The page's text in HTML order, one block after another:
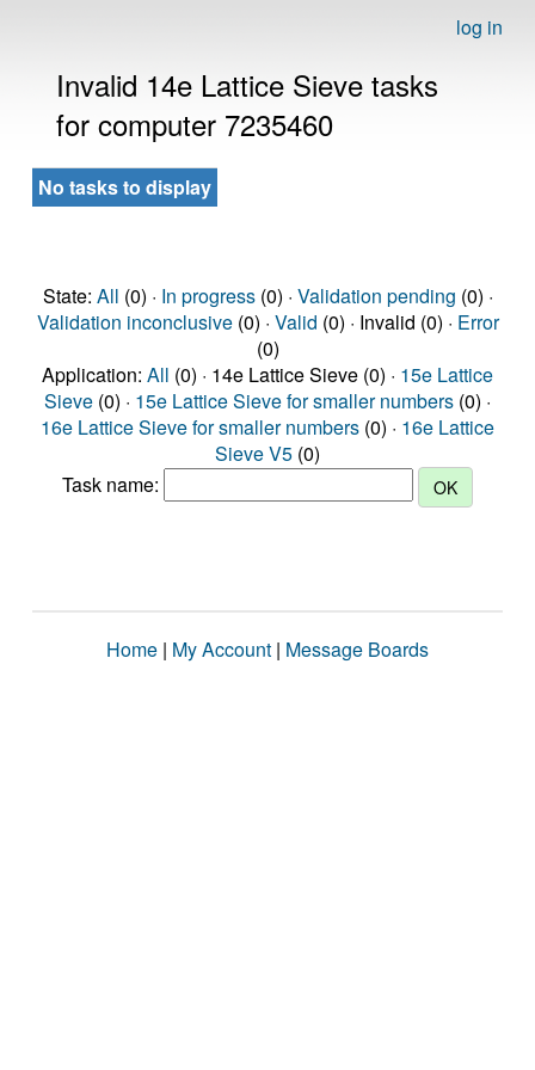
log in
Invalid 14e Lattice Sieve tasks
for computer 7235460
No tasks to display
State: All (0) · In progress(0) · Validation pending (0) ·
Validation inconclusive(0) · Valid (0) · Invalid (0) · Error
(0)
Application: All (0) · 14e Lattice Sieve (0) · 15e Lattice
Sieve (0) · 15e Lattice Sieve for smaller numbers (0) ·
16e Lattice Sieve for smaller numbers (0) · 16e Lattice
Sieve V5 (0)
Task name:
Home | My Account | Message Boards